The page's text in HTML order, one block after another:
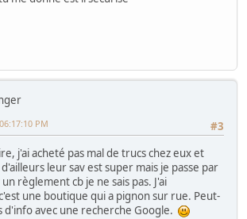
#3
PM
j'ai acheté pas mal de trucs chez eux et
leur sav est super mais je passe par
règlement cb je ne sais pas. J'ai
une boutique qui a pignon sur rue. Peut-
d'info avec une recherche Google.